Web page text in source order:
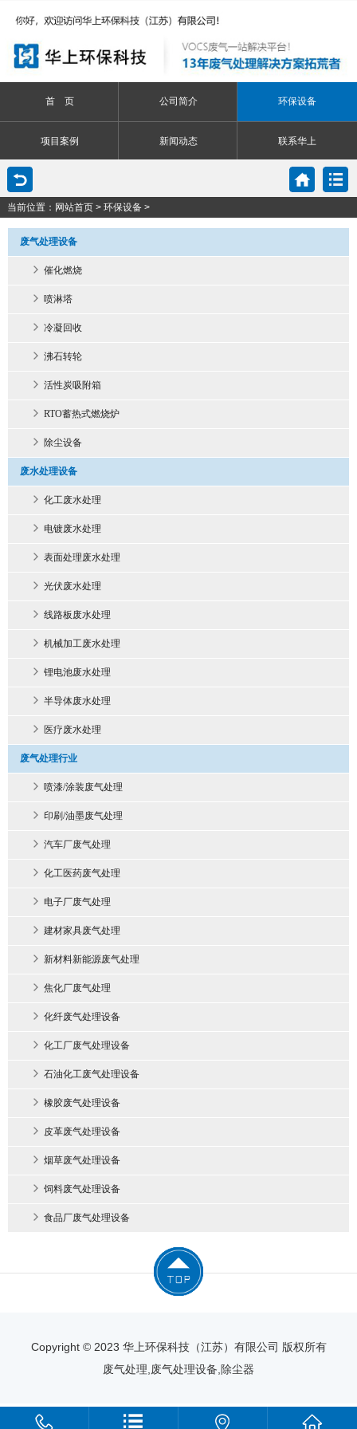
首 页 公司简介 环保设备
项目案例 新闻动态 联系华上
当前位置： 网站首页 > 环保设备 >
废气处理设备
催化燃烧
喷淋塔
冷凝回收
沸石转轮
活性炭吸附箱
RTO蓄热式燃烧炉
除尘设备
废水处理设备
化工废水处理
电镀废水处理
表面处理废水处理
光伏废水处理
线路板废水处理
机械加工废水处理
锂电池废水处理
半导体废水处理
医疗废水处理
废气处理行业
喷漆/涂装废气处理
印刷/油墨废气处理
汽车厂废气处理
化工医药废气处理
电子厂废气处理
建材家具废气处理
新材料新能源废气处理
焦化厂废气处理
化纤废气处理设备
化工厂废气处理设备
石油化工废气处理设备
橡胶废气处理设备
皮革废气处理设备
烟草废气处理设备
饲料废气处理设备
食品厂废气处理设备
Copyright © 2023 华上环保科技（江苏）有限公司 版权所有
废气处理,废气处理设备,除尘器